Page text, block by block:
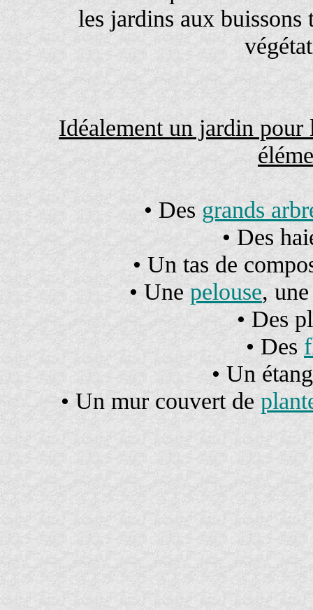
les jardins aux buissons
Idéalement un jardin pour
• Des grands
• Des
• Un tas de
• Une pelouse,
• Des
• Des
• Un
• Un mur couvert de